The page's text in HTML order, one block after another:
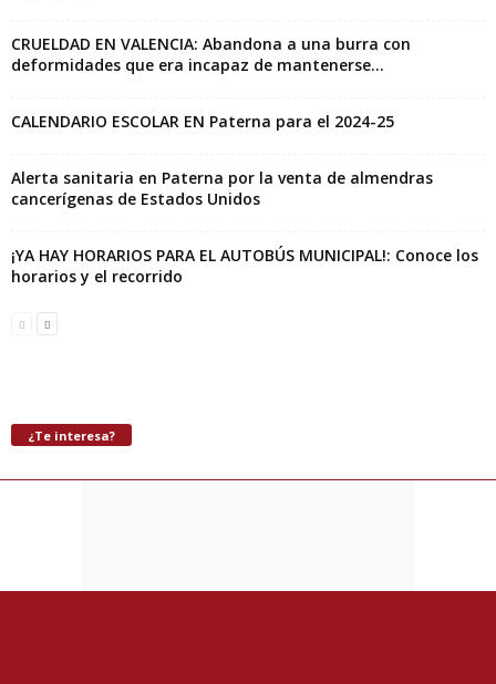
CRUELDAD EN VALENCIA: Abandona a una burra con
deformidades que era incapaz de mantenerse...
CALENDARIO ESCOLAR EN Paterna para el 2024-25
Alerta sanitaria en Paterna por la venta de almendras
cancerígenas de Estados Unidos
¡YA HAY HORARIOS PARA EL AUTOBÚS MUNICIPAL!: Conoce los
horarios y el recorrido
¿Te interesa?